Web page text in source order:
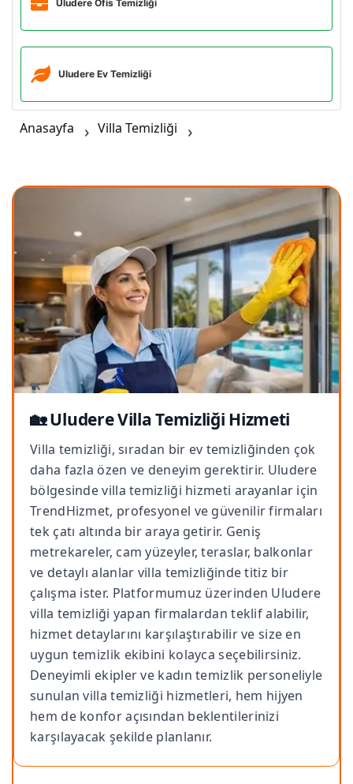
Uludere Ofis Temizliği
Uludere Ev Temizliği
Anasayfa Villa Temizliği
🏡 Uludere Villa Temizliği Hizmeti
Villa temizliği, sıradan bir ev temizliğinden çok
daha fazla özen ve deneyim gerektirir. Uludere
bölgesinde villa temizliği hizmeti arayanlar için
TrendHizmet, profesyonel ve güvenilir firmaları
tek çatı altında bir araya getirir. Geniş
metrekareler, cam yüzeyler, teraslar, balkonlar
ve detaylı alanlar villa temizliğinde titiz bir
çalışma ister. Platformumuz üzerinden Uludere
villa temizliği yapan firmalardan teklif alabilir,
hizmet detaylarını karşılaştırabilir ve size en
uygun temizlik ekibini kolayca seçebilirsiniz.
Deneyimli ekipler ve kadın temizlik personeliyle
sunulan villa temizliği hizmetleri, hem hijyen
hem de konfor açısından beklentilerinizi
karşılayacak şekilde planlanır.